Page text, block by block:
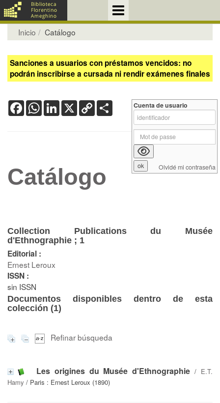
Inicio Catálogo
Sanciones a usuarios con préstamos vencidos: no
podrán inscribirse a cursada ni rendir exámenes finales
FacebookWhatsApp
LinkedIn
X Copy
Link
Catálogo
Collection Publications du Musée
d'Ethnographie ; 1
Editorial :
Ernest Leroux
ISSN :
sin ISSN
Documentos disponibles dentro de esta
colección (1)
Refinar búsqueda
Les origines du Musée d'Ethnographie / E.T.
Hamy / Paris : Ernest Leroux (1890)
Cuenta de usuario
Olvidé mi contraseña